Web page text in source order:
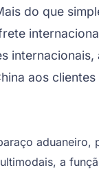
do que
aos
a